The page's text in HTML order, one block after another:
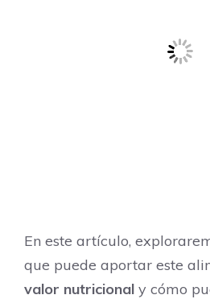
En este artículo,
que puede aportar este
valor nutricional y cómo